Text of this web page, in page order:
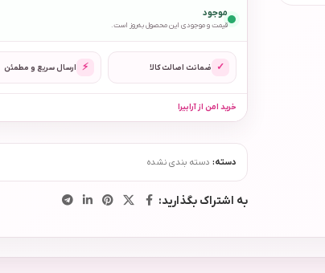
موجود
قیمت و موجودی این محصول به‌روز است.
✓ ضمانت اصالت کالا ⚡ ارسال سریع و مطمئن
خرید امن از آرابیرا
دسته: دسته بندی نشده
به اشتراک بگذارید: